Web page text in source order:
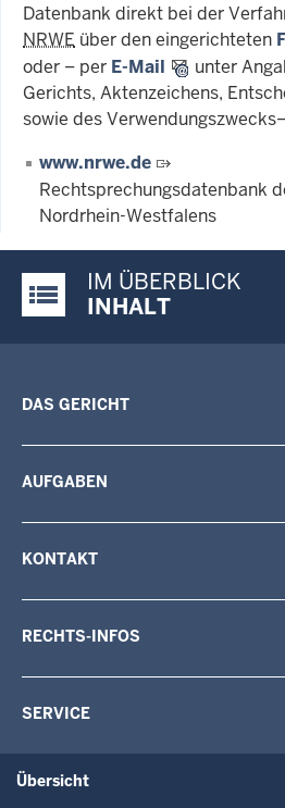
Datenbank direkt bei der
NRWE über den eingerichteten
oder – per E-Mail
unter
Gerichts, Aktenzeichens,
sowie des
www.nrwe.de
Rechtsprechungsdatenbank
Nordrhein-Westfalens
Justiz-Portal im Überblick:
IM ÜBERBLICK
INHALT
DAS GERICHT
AUFGABEN
KONTAKT
RECHTS-INFOS
SERVICE
Übersicht